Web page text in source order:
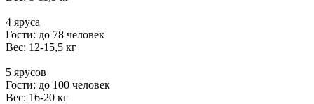
4 яруса
Гости: до 78 человек
Вес: 12-15,5 кг
5 ярусов
Гости: до 100 человек
Вес: 16-20 кг